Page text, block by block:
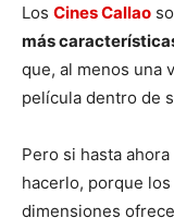
Los Cines Callao
más
que, al menos una
película dentro de
Pero si hasta
hacerlo, porque
dimensiones